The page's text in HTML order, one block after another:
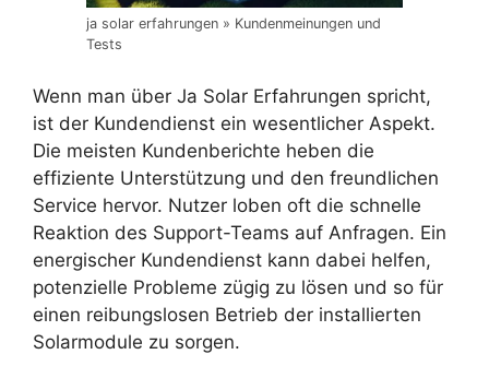
ja solar erfahrungen » Kundenmeinungen und
Tests
Wenn man über Ja Solar Erfahrungen spricht,
ist der Kundendienst ein wesentlicher Aspekt.
Die meisten Kundenberichte heben die
effiziente Unterstützung und den freundlichen
Service hervor. Nutzer loben oft die schnelle
Reaktion des Support-Teams auf Anfragen. Ein
energischer Kundendienst kann dabei helfen,
potenzielle Probleme zügig zu lösen und so für
einen reibungslosen Betrieb der installierten
Solarmodule zu sorgen.